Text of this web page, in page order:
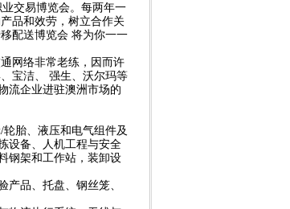
交易博览会。每两年一
品和效劳，树立合作关
配送博览会 将为你一一
网络非常老练，因而许
宝洁、
强生、沃尔玛等
流企业进驻澳洲市场的
轮胎、液压和电气组件及
设备、人机工程与安全
钢架和工作站，装卸设
品、托盘、钢丝笼、